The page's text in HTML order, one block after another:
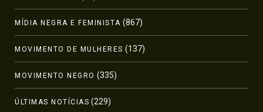
MÍDIA NEGRA E FEMINISTA (867)
MOVIMENTO DE MULHERES (137)
MOVIMENTO NEGRO (335)
ÚLTIMAS NOTÍCIAS (229)